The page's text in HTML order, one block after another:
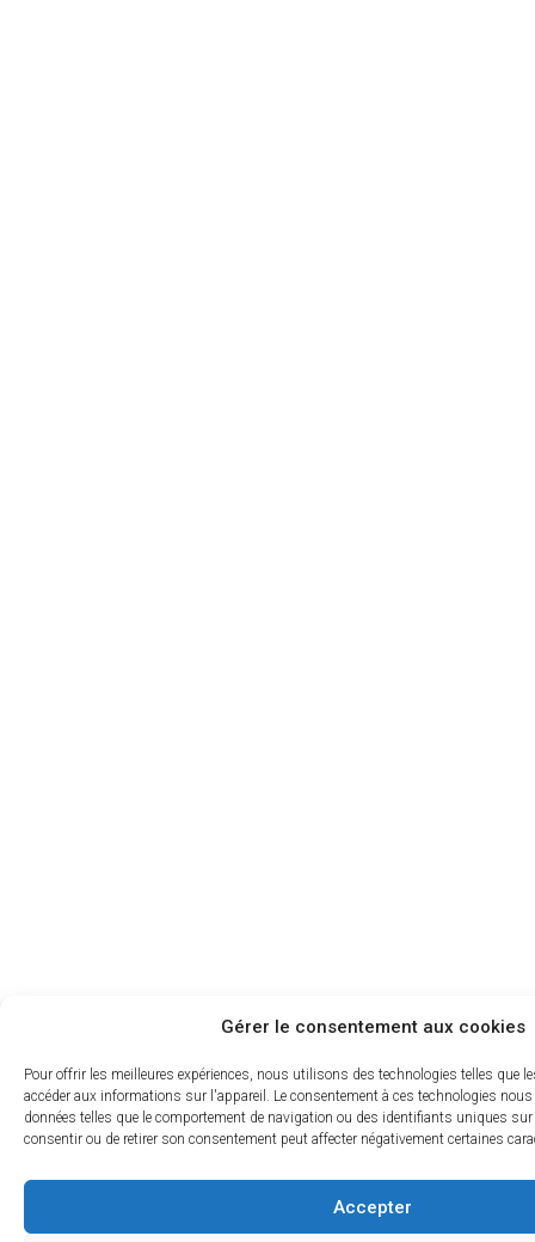
Gérer le consentement aux cookies
Pour offrir les meilleures expériences, nous utilisons des technologies telles que
accéder aux informations sur l'appareil. Le consentement à ces technologies
données telles que le comportement de navigation ou des identifiants uniques sur
consentir ou de retirer son consentement peut affecter négativement certaines
Accepter